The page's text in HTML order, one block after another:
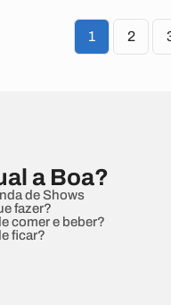
1 2
a Boa?
de Shows
fazer?
comer e beber?
ficar?